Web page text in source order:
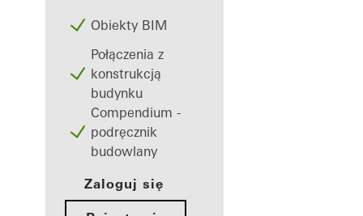
Obiekty BIM
Połączenia z
konstrukcją
budynku
Compendium -
podręcznik
budowlany
Zaloguj się